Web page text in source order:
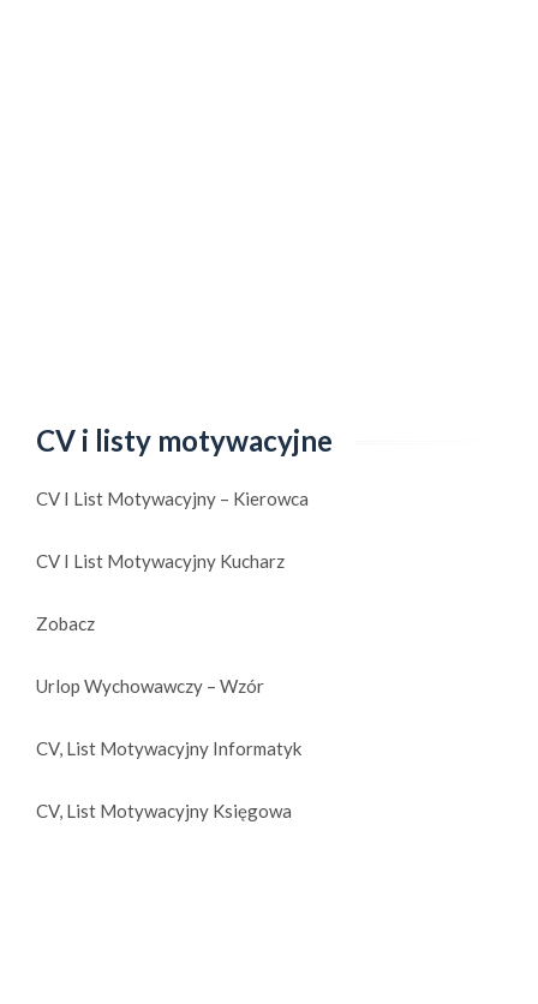
CV i listy motywacyjne
CV I List Motywacyjny – Kierowca
CV I List Motywacyjny Kucharz
Zobacz
Urlop Wychowawczy – Wzór
CV, List Motywacyjny Informatyk
CV, List Motywacyjny Księgowa